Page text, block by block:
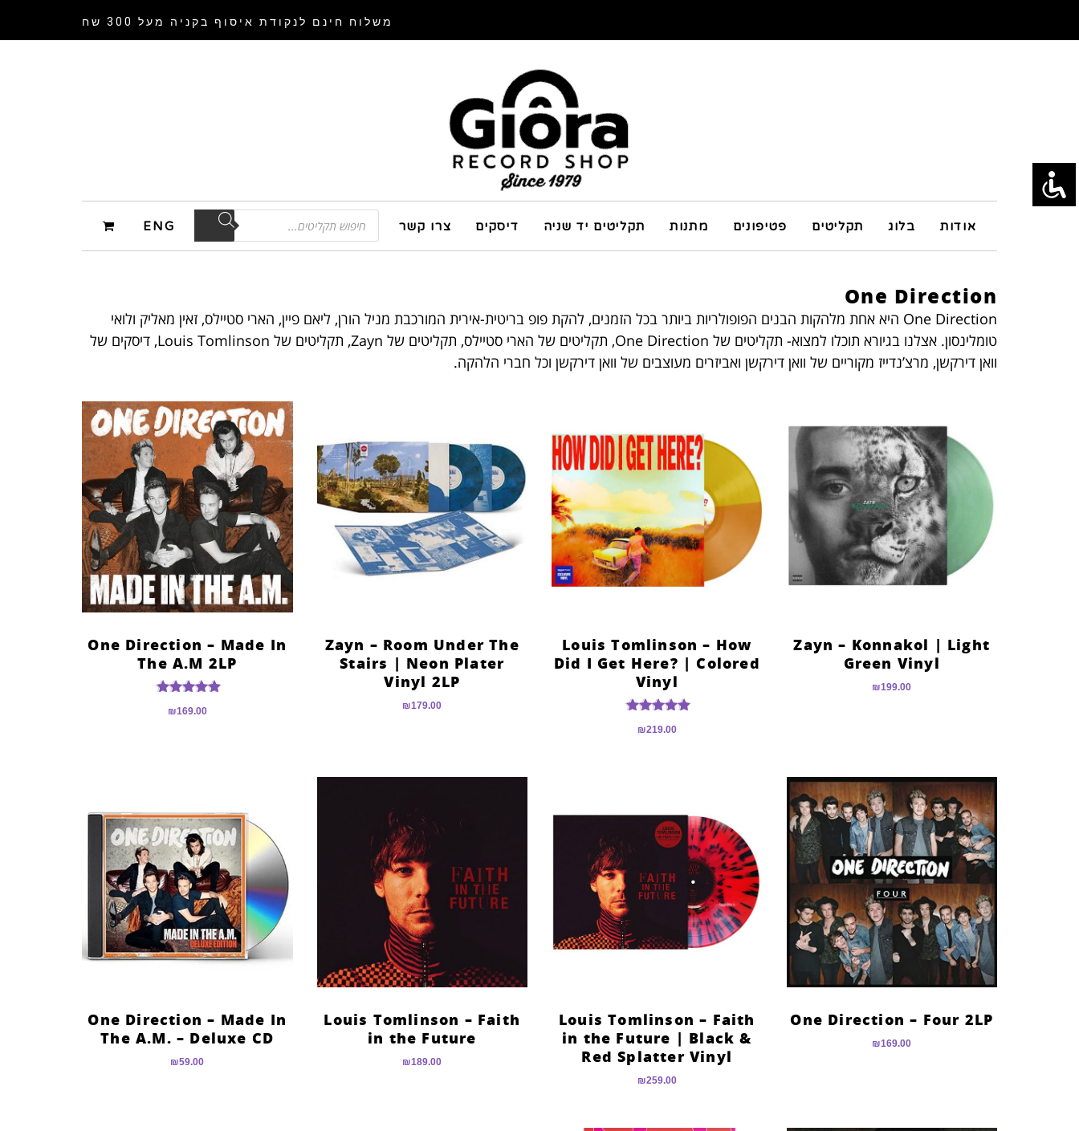
משלוח חינם לנקודת איסוף בקניה מעל 300 שח
אודות בלוג תקליטים פטיפונים מתנות תקליטים יד שניה דיסקים צרו קשר ENG
One Direction
One Direction היא אחת מלהקות הבנים הפופולריות ביותר בכל הזמנים, להקת פופ בריטית-אירית המורכבת מניל הורן, ליאם פיין, הארי סטיילס, זאין מאליק ולואי
טומלינסון. אצלנו בגיורא תוכלו למצוא- תקליטים של One Direction, תקליטים של הארי סטיילס, תקליטים של Zayn, תקליטים של Louis Tomlinson, דיסקים של
וואן דירקשן, מרצ’נדייז מקוריים של וואן דירקשן ואביזרים מעוצבים של וואן דירקשן וכל חברי הלהקה.
Zayn – Konnakol | Light
Green Vinyl
₪199.00
Louis Tomlinson – How
Did I Get Here? | Colored
Vinyl
5.00
₪219.00
Zayn – Room Under The
Stairs | Neon Plater
Vinyl 2LP
₪179.00
One Direction – Made In
The A.M 2LP
4.74
₪169.00
One Direction – Four 2LP
₪169.00
Louis Tomlinson – Faith
in the Future | Black &
Red Splatter Vinyl
₪259.00
Louis Tomlinson – Faith
in the Future
₪189.00
One Direction – Made In
The A.M. – Deluxe CD
₪59.00